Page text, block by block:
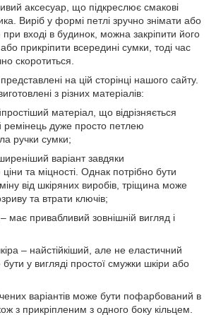
аксесуар, що підкреслює смакові
Виріб у формі петлі зручно знімати або
вході в будинок, можна закріпити його
прикріпити всередині сумки, тоді час
скоротиться.
на цій сторінці нашого сайту.
з різних матеріалів:
матеріал, що відрізняється
ремінець дуже просто петлею
ручки сумки;
варіант завдяки
та міцності. Однак потрібно бути
від шкіряних виробів, тріщина може
та втрати ключів;
має привабливий зовнішній вигляд і
– найстійкіший, але не еластичний
у вигляді простої смужки шкіри або
варіантів може бути пофарбований в
з прикріпленим з одного боку кільцем.